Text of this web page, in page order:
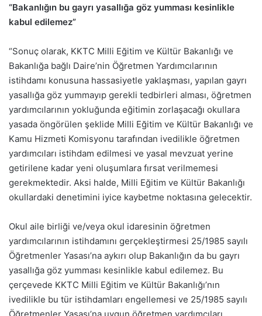
“Bakanlığın bu gayrı yasallığa göz yumması kesinlikle
kabul edilemez”
“Sonuç olarak, KKTC Milli Eğitim ve Kültür Bakanlığı ve
Bakanlığa bağlı Daire’nin Öğretmen Yardımcılarının
istihdamı konusuna hassasiyetle yaklaşması, yapılan gayrı
yasallığa göz yummayıp gerekli tedbirleri alması, öğretmen
yardımcılarının yokluğunda eğitimin zorlaşacağı okullara
yasada öngörülen şeklide Milli Eğitim ve Kültür Bakanlığı ve
Kamu Hizmeti Komisyonu tarafından ivedilikle öğretmen
yardımcıları istihdam edilmesi ve yasal mevzuat yerine
getirilene kadar yeni oluşumlara fırsat verilmemesi
gerekmektedir. Aksi halde, Milli Eğitim ve Kültür Bakanlığı
okullardaki denetimini iyice kaybetme noktasına gelecektir.
Okul aile birliği ve/veya okul idaresinin öğretmen
yardımcılarının istihdamını gerçekleştirmesi 25/1985 sayılı
Öğretmenler Yasası’na aykırı olup Bakanlığın da bu gayrı
yasallığa göz yumması kesinlikle kabul edilemez. Bu
çerçevede KKTC Milli Eğitim ve Kültür Bakanlığı’nın
ivedilikle bu tür istihdamları engellemesi ve 25/1985 sayılı